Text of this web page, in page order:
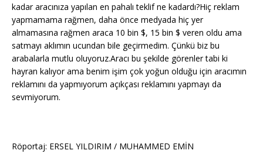
kadar aracınıza yapılan en pahalı teklif ne kadardı?Hiç reklam
yapmamama rağmen, daha önce medyada hiç yer
almamasına rağmen araca 10 bin $, 15 bin $ veren oldu ama
satmayı aklımın ucundan bile geçirmedim. Çünkü biz bu
arabalarla mutlu oluyoruz.Aracı bu şekilde görenler tabi ki
hayran kalıyor ama benim işim çok yoğun olduğu için aracımın
reklamını da yapmıyorum açıkçası reklamını yapmayı da
sevmiyorum.
Röportaj: ERSEL YILDIRIM / MUHAMMED EMİN